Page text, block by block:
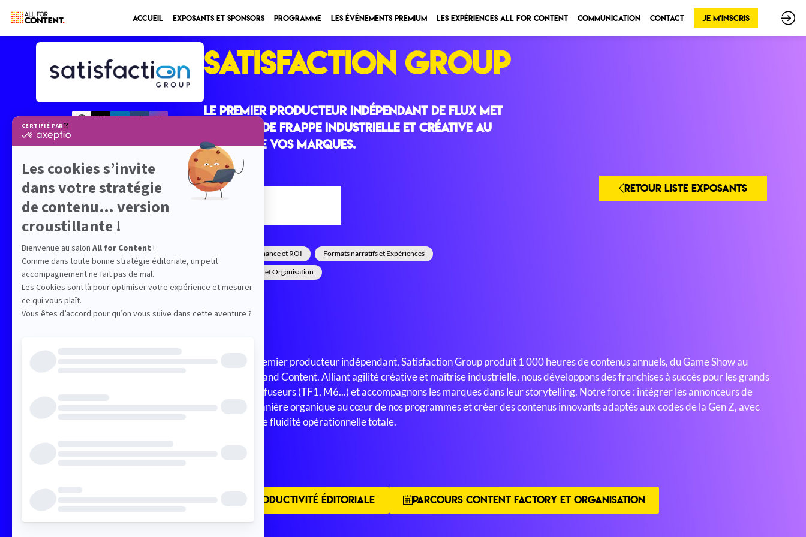
Accueil Exposants et sponsors Programme Les Événements Premium Les expériences All for Content Communication Contact Je m'inscris
RETOUR LISTE EXPOSANTS
SATISFACTION GROUP
Le premier producteur indépendant de flux met
sa force de frappe industrielle et créative au
service de vos marques.
Content Performance et ROI Formats narratifs et Expériences
Content Factory et Organisation
Premier producteur indépendant, Satisfaction Group produit 1 000 heures de contenus annuels, du Game Show au
Brand Content. Alliant agilité créative et maîtrise industrielle, nous développons des franchises à succès pour les grands
diffuseurs (TF1, M6...) et accompagnons les marques dans leur storytelling. Notre force : intégrer les annonceurs de
manière organique au cœur de nos programmes et créer des contenus innovants adaptés aux codes de la Gen Z, avec
une fluidité opérationnelle totale.
PARCOURS IA ET PRODUCTIVITÉ ÉDITORIALE PARCOURS CONTENT FACTORY ET ORGANISATION